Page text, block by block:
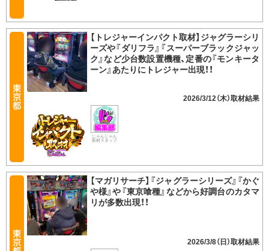
【トレジャーインパクト取材】ジャグラーシリ
ーズや『ダリフラ』『スーパーブラックジャッ
ク』など少台数設置機種、定番の『モンキータ
ーン』あたりにトレジャー出現！！
2026/3/12（木）
じゃんじゃん
取材スタッフ
【マガリサーチ】『ジャグラーシリーズ』『かぐ
や様』や『東京喰種』などから好調台のカタマ
リが多数出現！！
2026/3/8（日）